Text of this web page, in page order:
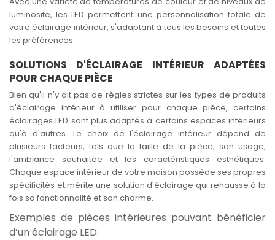
luminosité, les LED permettent une personnalisation totale de
votre éclairage intérieur, s'adaptant à tous les besoins et toutes
les préférences.
SOLUTIONS D'ÉCLAIRAGE INTÉRIEUR ADAPTÉES
POUR CHAQUE PIÈCE
Bien qu'il n'y ait pas de règles strictes sur les types de produits
d'éclairage intérieur à utiliser pour chaque pièce, certains
éclairages LED sont plus adaptés à certains espaces intérieurs
qu'à d'autres. Le choix de l'éclairage intérieur dépend de
plusieurs facteurs, tels que la taille de la pièce, son usage,
l'ambiance souhaitée et les caractéristiques esthétiques.
Chaque espace intérieur de votre maison possède ses propres
spécificités et mérite une solution d'éclairage qui rehausse à la
fois sa fonctionnalité et son charme.
Exemples de pièces intérieures pouvant bénéficier
d’un éclairage LED: